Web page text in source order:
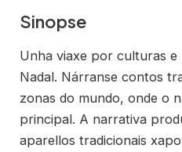
Sinopse
Unha viaxe por culturas e
Nadal. Nárranse contos
zonas do mundo, onde o
principal. A narrativa
aparellos tradicionais